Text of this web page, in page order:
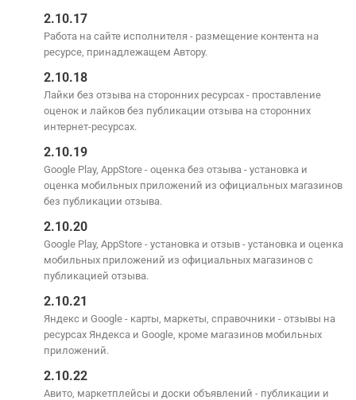
2.10.17
Работа на сайте исполнителя - размещение контента на
ресурсе, принадлежащем Автору.
2.10.18
Лайки без отзыва на сторонних ресурсах - проставление
оценок и лайков без публикации отзыва на сторонних
интернет-ресурсах.
2.10.19
Google Play, AppStore - оценка без отзыва - установка и
оценка мобильных приложений из официальных магазинов
без публикации отзыва.
2.10.20
Google Play, AppStore - установка и отзыв - установка и оценка
мобильных приложений из официальных магазинов с
публикацией отзыва.
2.10.21
Яндекс и Google - карты, маркеты, справочники - отзывы на
ресурсах Яндекса и Google, кроме магазинов мобильных
приложений.
2.10.22
Авито, маркетплейсы и доски объявлений - публикации и